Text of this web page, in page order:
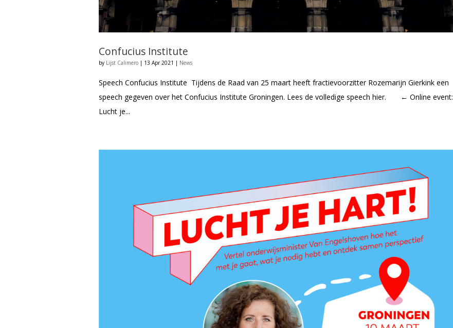
Confucius Institute
by Lijst Calimero | 13 Apr 2021 | News
Speech Confucius Institute Tijdens de Raad van 25 maart heeft fractievoorzitter Rozemarijn Gierkink een
speech gegeven over het Confucius Institute Groningen. Lees de volledige speech hier. ← Online event:
Lucht je...